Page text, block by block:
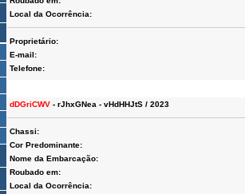
Local da Ocorrência:
Proprietário:
E-mail:
Telefone:
dDGriCWV - rJhxGNea - vHdHHJtS / 2023
Chassi:
Cor Predominante:
Nome da Embarcação:
Roubado em:
Local da Ocorrência: